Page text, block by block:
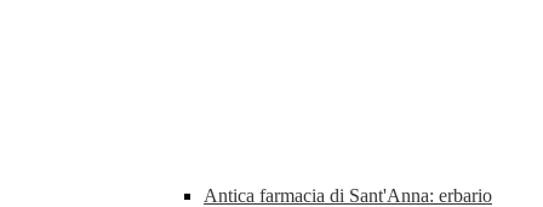
Antica farmacia di Sant'Anna: erbario